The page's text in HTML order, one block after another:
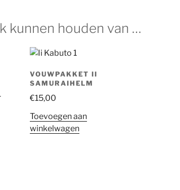
kunnen houden van …
VOUWPAKKET II
SAMURAIHELM
€15,00
Toevoegen aan
winkelwagen